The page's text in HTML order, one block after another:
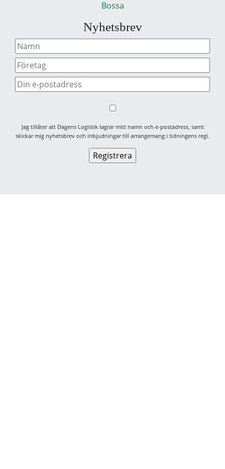
Bossa
Nyhetsbrev
Jag tillåter att Dagens Logistik lagrar mitt namn och e-postadress, samt
skickar mig nyhetsbrev och inbjudningar till arrangemang i tidningens regi.